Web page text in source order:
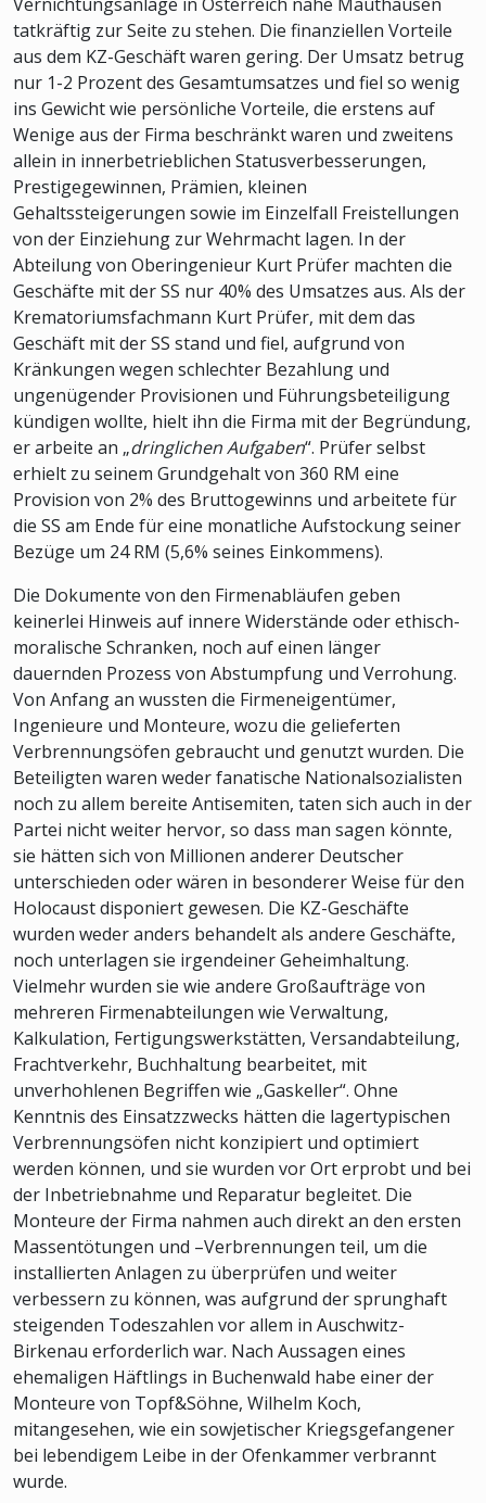
tatkräftig zur Seite zu stehen. Die finanziellen Vorteile
aus dem KZ-Geschäft waren gering. Der Umsatz betrug
nur 1-2 Prozent des Gesamtumsatzes und fiel so wenig
ins Gewicht wie persönliche Vorteile, die erstens auf
Wenige aus der Firma beschränkt waren und zweitens
allein in innerbetrieblichen Statusverbesserungen,
Prestigegewinnen, Prämien, kleinen
Gehaltssteigerungen sowie im Einzelfall Freistellungen
von der Einziehung zur Wehrmacht lagen. In der
Abteilung von Oberingenieur Kurt Prüfer machten die
Geschäfte mit der SS nur 40% des Umsatzes aus. Als der
Krematoriumsfachmann Kurt Prüfer, mit dem das
Geschäft mit der SS stand und fiel, aufgrund von
Kränkungen wegen schlechter Bezahlung und
ungenügender Provisionen und Führungsbeteiligung
kündigen wollte, hielt ihn die Firma mit der Begründung,
er arbeite an „dringlichen Aufgaben“. Prüfer selbst
erhielt zu seinem Grundgehalt von 360 RM eine
Provision von 2% des Bruttogewinns und arbeitete für
die SS am Ende für eine monatliche Aufstockung seiner
Bezüge um 24 RM (5,6% seines Einkommens).
Die Dokumente von den Firmenabläufen geben
keinerlei Hinweis auf innere Widerstände oder ethisch-
moralische Schranken, noch auf einen länger
dauernden Prozess von Abstumpfung und Verrohung.
Von Anfang an wussten die Firmeneigentümer,
Ingenieure und Monteure, wozu die gelieferten
Verbrennungsöfen gebraucht und genutzt wurden. Die
Beteiligten waren weder fanatische Nationalsozialisten
noch zu allem bereite Antisemiten, taten sich auch in der
Partei nicht weiter hervor, so dass man sagen könnte,
sie hätten sich von Millionen anderer Deutscher
unterschieden oder wären in besonderer Weise für den
Holocaust disponiert gewesen. Die KZ-Geschäfte
wurden weder anders behandelt als andere Geschäfte,
noch unterlagen sie irgendeiner Geheimhaltung.
Vielmehr wurden sie wie andere Großaufträge von
mehreren Firmenabteilungen wie Verwaltung,
Kalkulation, Fertigungswerkstätten, Versandabteilung,
Frachtverkehr, Buchhaltung bearbeitet, mit
unverhohlenen Begriffen wie „Gaskeller“. Ohne
Kenntnis des Einsatzzwecks hätten die lagertypischen
Verbrennungsöfen nicht konzipiert und optimiert
werden können, und sie wurden vor Ort erprobt und bei
der Inbetriebnahme und Reparatur begleitet. Die
Monteure der Firma nahmen auch direkt an den ersten
Massentötungen und –Verbrennungen teil, um die
installierten Anlagen zu überprüfen und weiter
verbessern zu können, was aufgrund der sprunghaft
steigenden Todeszahlen vor allem in Auschwitz-
Birkenau erforderlich war. Nach Aussagen eines
ehemaligen Häftlings in Buchenwald habe einer der
Monteure von Topf&Söhne, Wilhelm Koch,
mitangesehen, wie ein sowjetischer Kriegsgefangener
bei lebendigem Leibe in der Ofenkammer verbrannt
wurde.